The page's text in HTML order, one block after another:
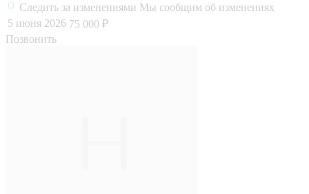
Следить за изменениями Мы сообщим об изменениях
5 июня 2026 75 000 ₽
Позвонить